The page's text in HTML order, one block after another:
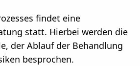
findet eine
statt. Hierbei werden die
der Ablauf der Behandlung
besprochen.